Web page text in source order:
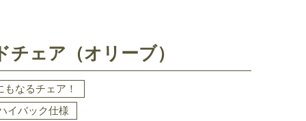
ェア（オリーブ）
なるチェア！
イバック仕様